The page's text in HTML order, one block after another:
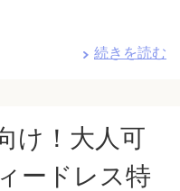
続きを読む
け！大人可
ードレス特